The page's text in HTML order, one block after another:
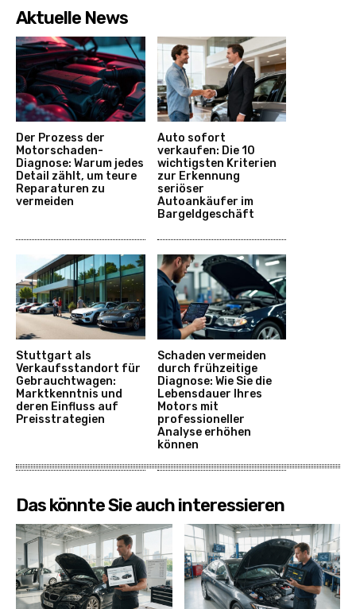
Aktuelle News
Der Prozess der
Motorschaden-
Diagnose: Warum jedes
Detail zählt, um teure
Reparaturen zu
vermeiden
Auto sofort
verkaufen: Die 10
wichtigsten Kriterien
zur Erkennung
seriöser
Autoankäufer im
Bargeldgeschäft
Stuttgart als
Verkaufsstandort für
Gebrauchtwagen:
Marktkenntnis und
deren Einfluss auf
Preisstrategien
Schaden vermeiden
durch frühzeitige
Diagnose: Wie Sie die
Lebensdauer Ihres
Motors mit
professioneller
Analyse erhöhen
können
Das könnte Sie auch interessieren